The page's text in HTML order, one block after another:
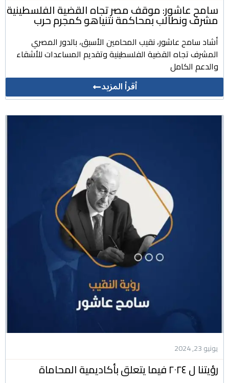
سامح عاشور: موقف مصر تجاه القضية الفلسطينية
مشرف ونطالب بمحاكمة نتنياهو كمجرم حرب
أشاد سامح عاشور، نقيب المحامين الأسبق، بالدور المصري
المشرف تجاه القضية الفلسطينية وتقديم المساعدات للأشقاء
والدعم الكامل
أقرأ المزيد
يونيو 23, 2024
رؤيتنا ل ٢٠٢٤ فيما يتعلق بأكاديمية المحاماة